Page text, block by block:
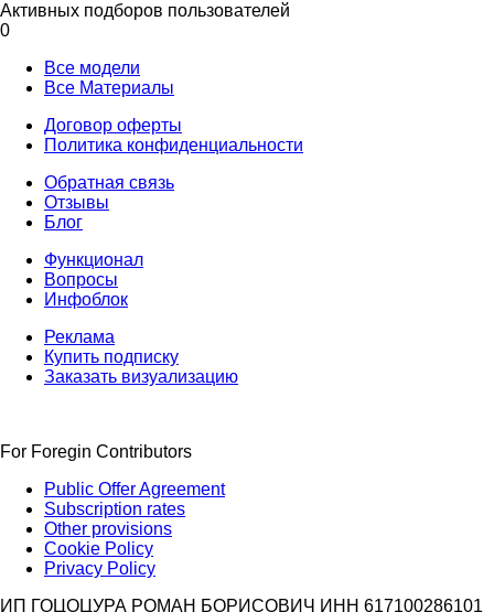
Активных подборов пользователей
0
Все модели
Все Материалы
Договор оферты
Политика конфиденциальности
Обратная связь
Отзывы
Блог
Функционал
Вопросы
Инфоблок
Реклама
Купить подписку
Заказать визуализацию
For Foregin Contributors
Public Offer Agreement
Subscription rates
Other provisions
Cookie Policy
Privacy Policy
ИП ГОЦОЦУРА РОМАН БОРИСОВИЧ ИНН 617100286101